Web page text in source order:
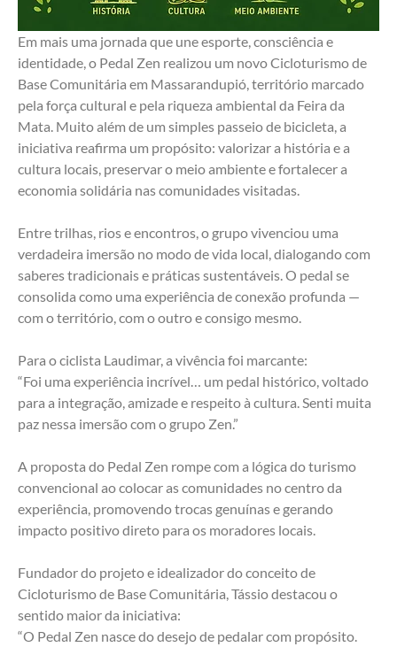
Em mais uma jornada que une esporte, consciência e
identidade, o Pedal Zen realizou um novo Cicloturismo de
Base Comunitária em Massarandupió, território marcado
pela força cultural e pela riqueza ambiental da Feira da
Mata. Muito além de um simples passeio de bicicleta, a
iniciativa reafirma um propósito: valorizar a história e a
cultura locais, preservar o meio ambiente e fortalecer a
economia solidária nas comunidades visitadas.
Entre trilhas, rios e encontros, o grupo vivenciou uma
verdadeira imersão no modo de vida local, dialogando com
saberes tradicionais e práticas sustentáveis. O pedal se
consolida como uma experiência de conexão profunda —
com o território, com o outro e consigo mesmo.
Para o ciclista Laudimar, a vivência foi marcante:
“Foi uma experiência incrível… um pedal histórico, voltado
para a integração, amizade e respeito à cultura. Senti muita
paz nessa imersão com o grupo Zen.”
A proposta do Pedal Zen rompe com a lógica do turismo
convencional ao colocar as comunidades no centro da
experiência, promovendo trocas genuínas e gerando
impacto positivo direto para os moradores locais.
Fundador do projeto e idealizador do conceito de
Cicloturismo de Base Comunitária, Tássio destacou o
sentido maior da iniciativa:
“O Pedal Zen nasce do desejo de pedalar com propósito.